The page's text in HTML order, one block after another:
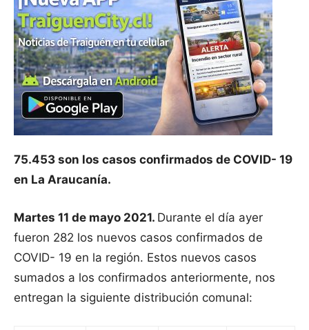
75.453 son los casos confirmados de COVID- 19
en La Araucanía.
Martes 11 de mayo 2021. Durante el día ayer
fueron 282 los nuevos casos confirmados de
COVID- 19 en la región. Estos nuevos casos
sumados a los confirmados anteriormente, nos
entregan la siguiente distribución comunal: